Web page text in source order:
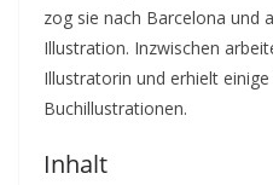
zog sie nach Barcelona und
Illustration. Inzwischen
Illustratorin und erhielt
Buchillustrationen.
Inhalt